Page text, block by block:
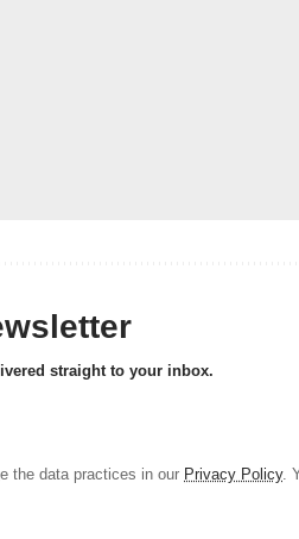
straight to your inbox.
the data practices in our Privacy Policy.